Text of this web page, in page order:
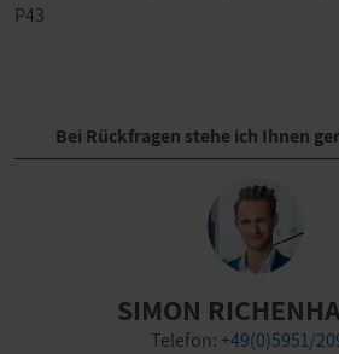
P43
Bei Rückfragen stehe ich Ihnen
SIMON
Telefon:+49(0)5951/